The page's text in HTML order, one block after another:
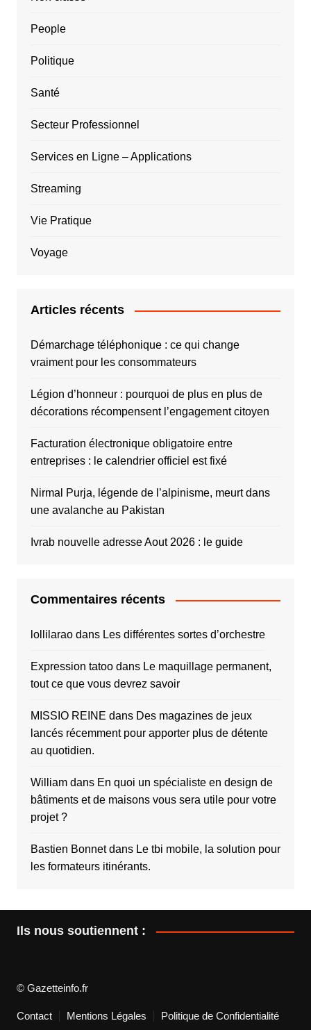
People
Politique
Santé
Secteur Professionnel
Services en Ligne – Applications
Streaming
Vie Pratique
Voyage
Articles récents
Démarchage téléphonique : ce qui change
vraiment pour les consommateurs
Légion d’honneur : pourquoi de plus en plus de
décorations récompensent l’engagement citoyen
Facturation électronique obligatoire entre
entreprises : le calendrier officiel est fixé
Nirmal Purja, légende de l’alpinisme, meurt dans
une avalanche au Pakistan
Ivrab nouvelle adresse Aout 2026 : le guide
Commentaires récents
lollilaraodans Les différentes sortes d’orchestre
Expression tatoodans Le maquillage permanent,
tout ce que vous devrez savoir
MISSIO REINE dans Des magazines de jeux
lancés récemment pour apporter plus de détente
au quotidien.
Williamdans En quoi un spécialiste en design de
bâtiments et de maisons vous sera utile pour votre
projet ?
Bastien Bonnetdans Le tbi mobile, la solution pour
les formateurs itinérants.
Ils nous soutiennent :
© Gazetteinfo.fr
Contact Mentions Légales Politique de Confidentialité